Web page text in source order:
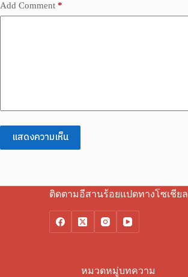
Add Comment *
แสดงความเห็น
ติดตามอีสานร้อยแปดทางโซเชียล
หมวดหมู่บทความ